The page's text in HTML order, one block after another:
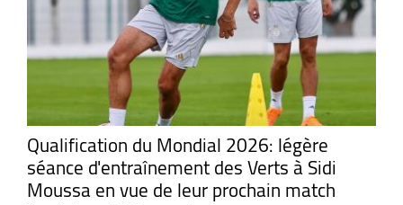
Qualification du Mondial 2026: légère
séance d'entraînement des Verts à Sidi
Moussa en vue de leur prochain match